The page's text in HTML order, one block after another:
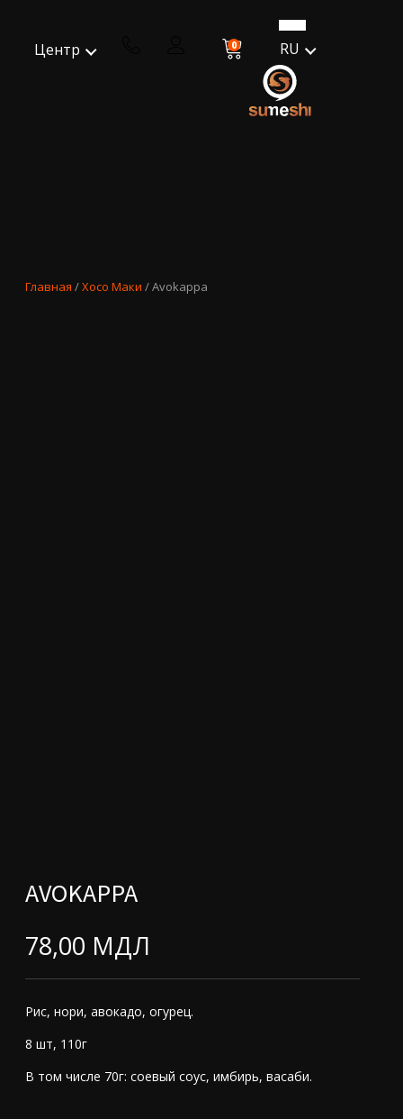
Центр 0 RU
Главная /Хосо Маки / Avokappa
AVOKAPPA
78,00 МДЛ
Рис, нори, авокадо, огурец.
8 шт, 110г
В том числе 70г: соевый соус, имбирь, васаби.